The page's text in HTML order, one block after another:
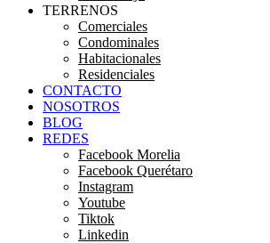
TERRENOS
Comerciales
Condominales
Habitacionales
Residenciales
CONTACTO
NOSOTROS
BLOG
REDES
Facebook Morelia
Facebook Querétaro
Instagram
Youtube
Tiktok
Linkedin